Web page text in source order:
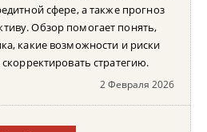
сфере, а также прогноз
Обзор помогает понять,
какие возможности и риски
стратегию.
2 Февраля 2026